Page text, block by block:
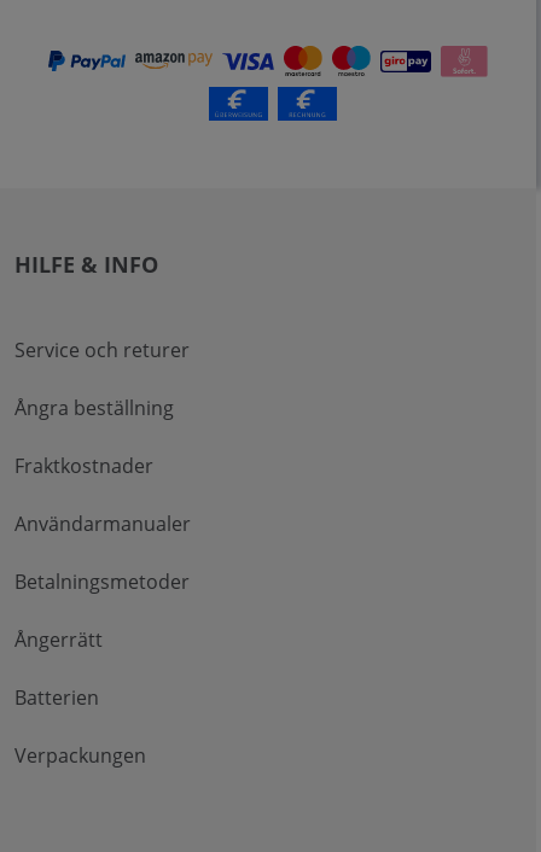
HILFE & INFO
Service och returer
Ångra beställning
Fraktkostnader
Användarmanualer
Betalningsmetoder
Ångerrätt
Batterien
Verpackungen